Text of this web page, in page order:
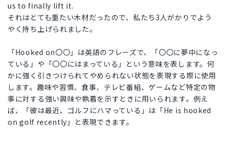
us to finally lift it.
それはとても重たい木材だったので、私たち3人がかりでよう
やく持ち上げられました。
「Hooked on〇〇」は英語のフレーズで、「〇〇に夢中になっ
ている」や「〇〇にはまっている」という意味を表します。何
かに強く引きつけられてやめられない状態を表現する際に使用
します。趣味や習慣、食事、テレビ番組、ゲームなど特定の物
事に対する強い興味や執着を示すときに用いられます。例え
ば、「彼は最近、ゴルフにハマっている」は「He is hooked
on golf recently」と表現できます。